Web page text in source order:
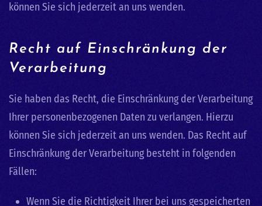
können Sie sich jederzeit an uns wenden.
Recht auf Einschränkung der
Verarbeitung
Sie haben das Recht, die Einschränkung der Verarbeitung
Ihrer personenbezogenen Daten zu verlangen. Hierzu
können Sie sich jederzeit an uns wenden. Das Recht auf
Einschränkung der Verarbeitung besteht in folgenden
Fällen:
Wenn Sie die Richtigkeit Ihrer bei uns gespeicherten